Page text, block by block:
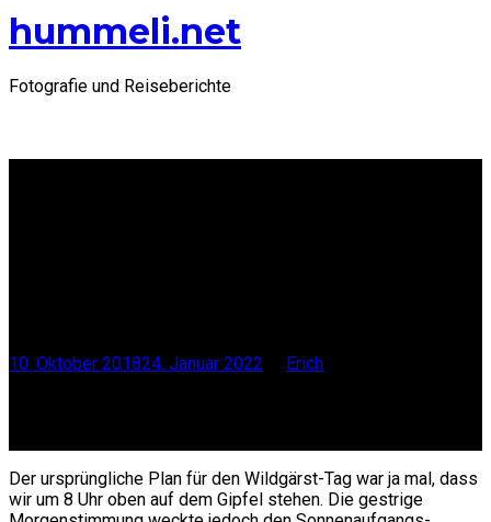
hummeli.net
Fotografie und Reiseberichte
10. Oktober 201824. Januar 2022
Erich
Der ursprüngliche Plan für den Wildgärst-Tag war ja mal, dass
wir um 8 Uhr oben auf dem Gipfel stehen. Die gestrige